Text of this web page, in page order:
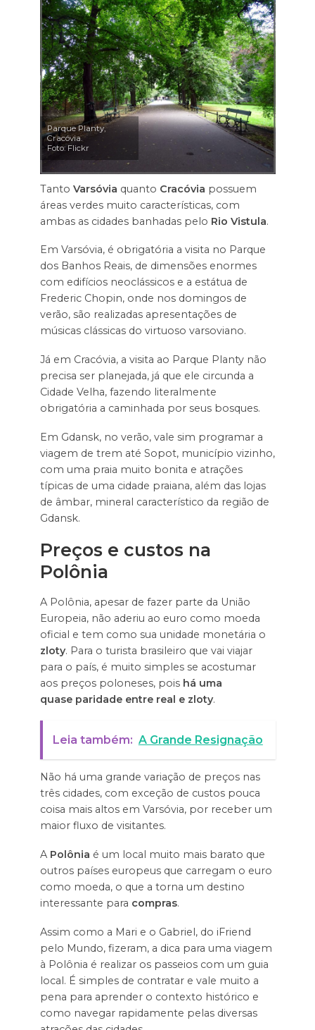
Parque Planty,
Cracóvia.
Foto: Flickr
Tanto Varsóvia quanto Cracóvia possuem
áreas verdes muito características, com
ambas as cidades banhadas pelo Rio Vistula.
Em Varsóvia, é obrigatória a visita no Parque
dos Banhos Reais, de dimensões enormes
com edifícios neoclássicos e a estátua de
Frederic Chopin, onde nos domingos de
verão, são realizadas apresentações de
músicas clássicas do virtuoso varsoviano.
Já em Cracóvia, a visita ao Parque Planty não
precisa ser planejada, já que ele circunda a
Cidade Velha, fazendo literalmente
obrigatória a caminhada por seus bosques.
Em Gdansk, no verão, vale sim programar a
viagem de trem até Sopot, município vizinho,
com uma praia muito bonita e atrações
típicas de uma cidade praiana, além das lojas
de âmbar, mineral característico da região de
Gdansk.
Preços e custos na
Polônia
A Polônia, apesar de fazer parte da União
Europeia, não aderiu ao euro como moeda
oficial e tem como sua unidade monetária o
zloty. Para o turista brasileiro que vai viajar
para o país, é muito simples se acostumar
aos preços poloneses, pois há uma
quase paridade entre real e zloty.
Leia também: A Grande Resignação
Não há uma grande variação de preços nas
três cidades, com exceção de custos pouca
coisa mais altos em Varsóvia, por receber um
maior fluxo de visitantes.
A Polônia é um local muito mais barato que
outros países europeus que carregam o euro
como moeda, o que a torna um destino
interessante para compras.
Assim como a Mari e o Gabriel, do iFriend
pelo Mundo, fizeram, a dica para uma viagem
à Polônia é realizar os passeios com um guia
local. É simples de contratar e vale muito a
pena para aprender o contexto histórico e
como navegar rapidamente pelas diversas